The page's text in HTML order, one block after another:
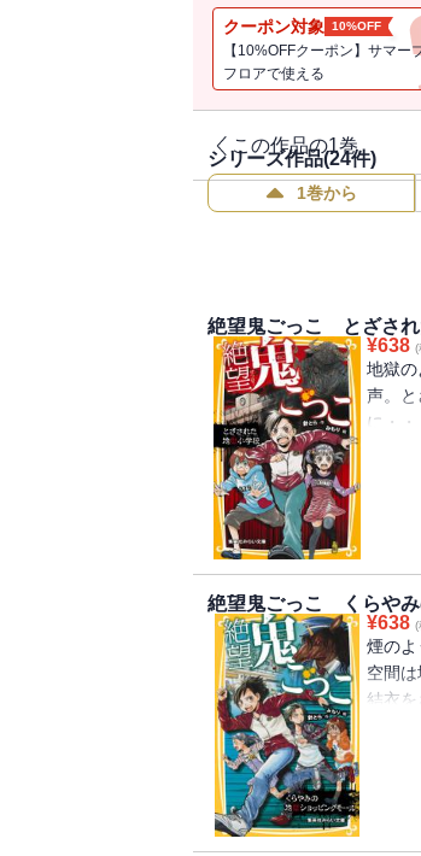
クーポン対象 10%OFF
【10%OFFクーポン】サマ
フロアで使える
この作品の1巻
シリーズ作品(24件)
1巻から
絶望鬼ごっこ とざされ
¥638 (
地獄
声。と
に・
うと
絶望鬼ごっこ くらやみ
¥638 (
煙の
空間
結衣
ら逃